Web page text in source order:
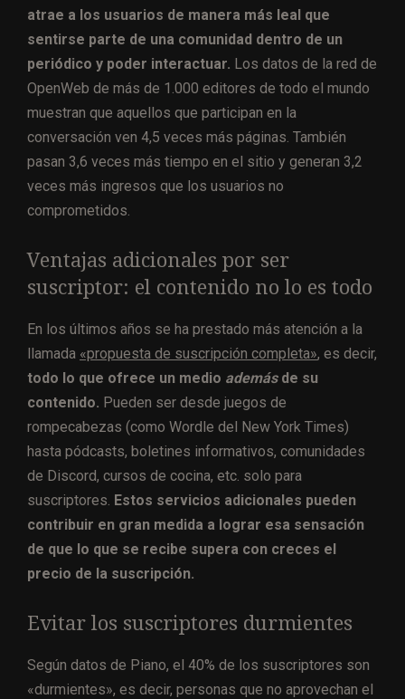
atrae a los usuarios de manera más leal que
sentirse parte de una comunidad dentro de un
periódico y poder interactuar. Los datos de la red de
OpenWeb de más de 1.000 editores de todo el mundo
muestran que aquellos que participan en la
conversación ven 4,5 veces más páginas. También
pasan 3,6 veces más tiempo en el sitio y generan 3,2
veces más ingresos que los usuarios no
comprometidos.
Ventajas adicionales por ser
suscriptor: el contenido no lo es todo
En los últimos años se ha prestado más atención a la
llamada «propuesta de suscripción completa», es decir,
todo lo que ofrece un medio ademásde su
contenido. Pueden ser desde juegos de
rompecabezas (como Wordle del New York Times)
hasta pódcasts, boletines informativos, comunidades
de Discord, cursos de cocina, etc. solo para
suscriptores. Estos servicios adicionales pueden
contribuir en gran medida a lograr esa sensación
de que lo que se recibe supera con creces el
precio de la suscripción.
Evitar los suscriptores durmientes
Según datos de Piano, el 40% de los suscriptores son
«durmientes», es decir, personas que no aprovechan el